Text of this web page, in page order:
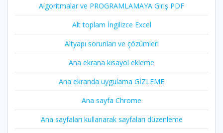
Algoritmalar ve PROGRAMLAMAYA Giriş PDF
Alt toplam İngilizce Excel
Altyapı sorunları ve çözümleri
Ana ekrana kısayol ekleme
Ana ekranda uygulama GİZLEME
Ana sayfa Chrome
Ana sayfaları kullanarak sayfaları düzenleme